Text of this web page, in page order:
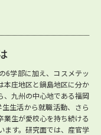
6学部に加え、コスメテッ
本庄地区と鍋島地区に分か
、九州の中心地である福岡
生活から就職活動、さら
業生が愛校心を持ち続ける
ます。研究面では、産官学